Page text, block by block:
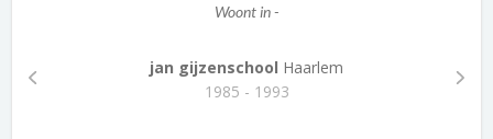
Woont in -
jan gijzenschool Haarlem
1985 - 1993